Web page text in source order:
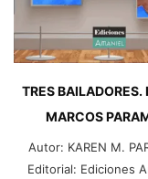
TRES BAILADORES.
MARCOS
Autor: KAREN M.
Editorial: Ediciones